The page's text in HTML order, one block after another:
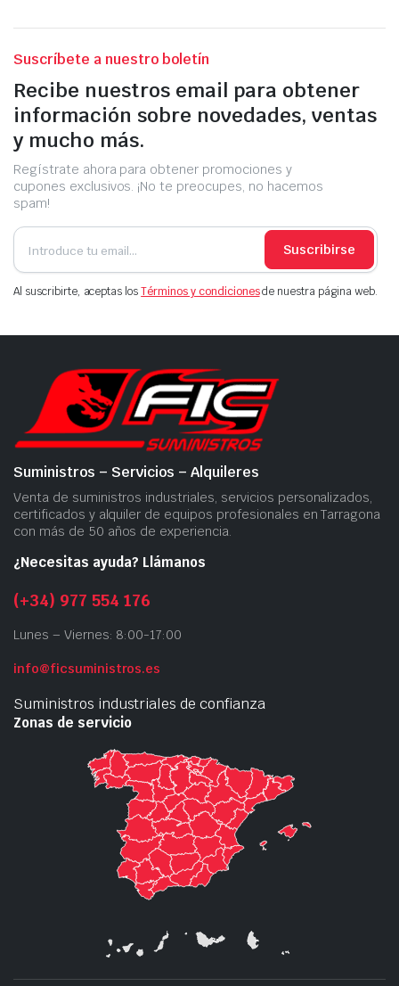
Suscríbete a nuestro boletín
Recibe nuestros email para obtener
información sobre novedades, ventas
y mucho más.
Regístrate ahora para obtener promociones y
cupones exclusivos. ¡No te preocupes, no hacemos
spam!
Suscribirse
Al suscribirte, aceptas losTérminos y condicionesde nuestra página web.
Suministros – Servicios – Alquileres
Venta de suministros industriales, servicios personalizados,
certificados y alquiler de equipos profesionales en Tarragona
con más de 50 años de experiencia.
¿Necesitas ayuda? Llámanos
(+34) 977 554 176
Lunes – Viernes: 8:00-17:00
info@ficsuministros.es
Suministros industriales de confianza
Zonas de servicio